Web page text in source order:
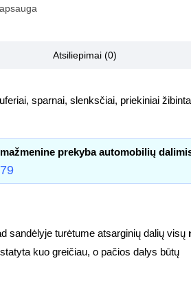
Atsiliepimai (0)
sparnai, slenksčiai, priekiniai
prekyba automobilių
sandėlyje turėtume atsarginių dalių visų
kuo greičiau, o pačios dalys būtų